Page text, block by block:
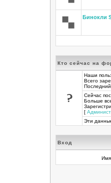
Бинокли
Кто сейчас на
Наши
Всего
Последний
Сейчас
Больше
[
Эти
Вход